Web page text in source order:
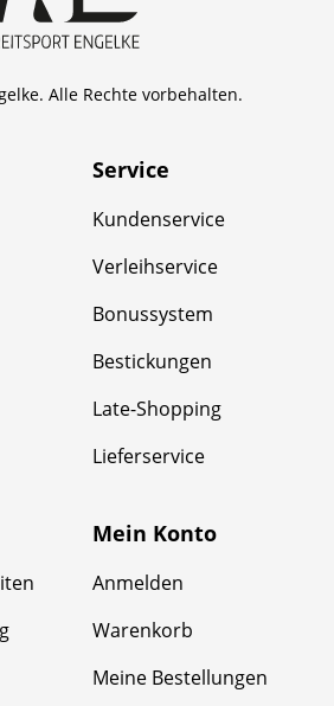
Alle Rechte vorbehalten.
Service
Kundenservice
Verleihservice
Bonussystem
Bestickungen
Late-Shopping
Lieferservice
Mein Konto
Anmelden
Warenkorb
Meine Bestellungen